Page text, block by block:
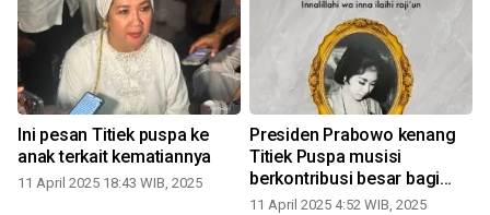
Ini pesan Titiek puspa ke
anak terkait kematiannya
11 April 2025 18:43 WIB, 2025
Presiden Prabowo kenang
Titiek Puspa musisi
berkontribusi besar bagi
Negara
11 April 2025 4:52 WIB, 2025